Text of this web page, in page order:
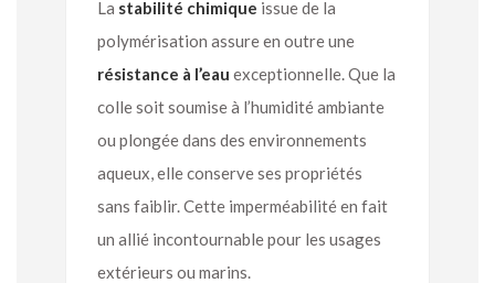
La stabilité chimique issue de la
polymérisation assure en outre une
résistance à l’eau exceptionnelle. Que la
colle soit soumise à l’humidité ambiante
ou plongée dans des environnements
aqueux, elle conserve ses propriétés
sans faiblir. Cette imperméabilité en fait
un allié incontournable pour les usages
extérieurs ou marins.